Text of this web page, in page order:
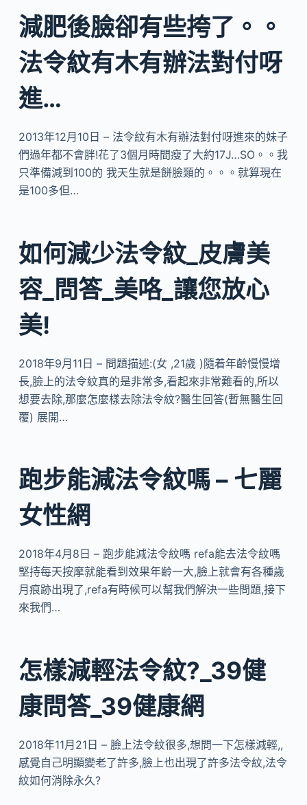
減肥後臉卻有些挎了。。
法令紋有木有辦法對付呀
進…
2013年12月10日 – 法令紋有木有辦法對付呀進來的妹子
們過年都不會胖!花了3個月時間瘦了大約17J…SO。。我
只準備減到100的 我天生就是餅臉類的。。。就算現在
是100多但…
如何減少法令紋_皮膚美
容_問答_美咯_讓您放心
美!
2018年9月11日 – 問題描述:(女 ,21歲 )隨着年齡慢慢增
長,臉上的法令紋真的是非常多,看起來非常難看的,所以
想要去除,那麼怎麼樣去除法令紋?醫生回答(暫無醫生回
覆) 展開…
跑步能減法令紋嗎 – 七麗
女性網
2018年4月8日 – 跑步能減法令紋嗎 refa能去法令紋嗎
堅持每天按摩就能看到效果年齡一大,臉上就會有各種歲
月痕跡出現了,refa有時候可以幫我們解決一些問題,接下
來我們…
怎樣減輕法令紋?_39健
康問答_39健康網
2018年11月21日 – 臉上法令紋很多,想問一下怎樣減輕,,
感覺自己明顯變老了許多,臉上也出現了許多法令紋,法令
紋如何消除永久?